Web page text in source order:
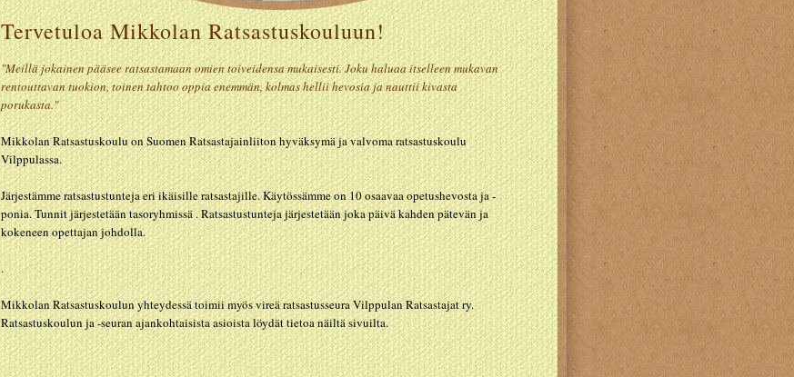
Tervetuloa Mikkolan Ratsastuskouluun!
"Meillä jokainen pääsee ratsastamaan omien toiveidensa mukaisesti. Joku haluaa itselleen mukavan
rentouttavan tuokion, toinen tahtoo oppia enemmän, kolmas hellii hevosia ja nauttii kivasta
porukasta."
Mikkolan Ratsastuskoulu on Suomen Ratsastajainliiton hyväksymä ja valvoma ratsastuskoulu
Vilppulassa.
Järjestämme ratsastustunteja eri ikäisille ratsastajille. Käytössämme on 10 osaavaa opetushevosta ja -
ponia. Tunnit järjestetään tasoryhmissä . Ratsastustunteja järjestetään joka päivä kahden pätevän ja
kokeneen opettajan johdolla.
.
Mikkolan Ratsastuskoulun yhteydessä toimii myös vireä ratsastusseura Vilppulan Ratsastajat ry.
Ratsastuskoulun ja -seuran ajankohtaisista asioista löydät tietoa näiltä sivuilta.